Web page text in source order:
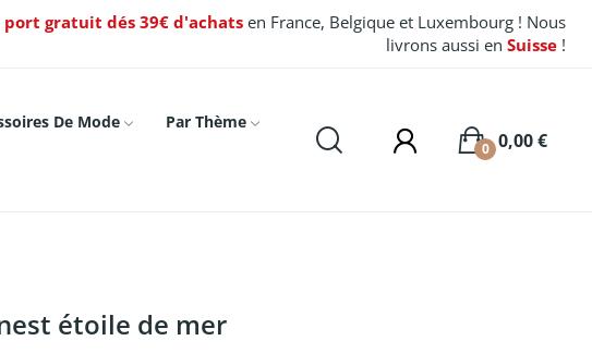
port gratuit dés 39€ d'achats en France, Belgique et Luxembourg ! Nous
livrons aussi enSuisse !
De Mode
Par Thème
0,00 €
0
étoile de mer